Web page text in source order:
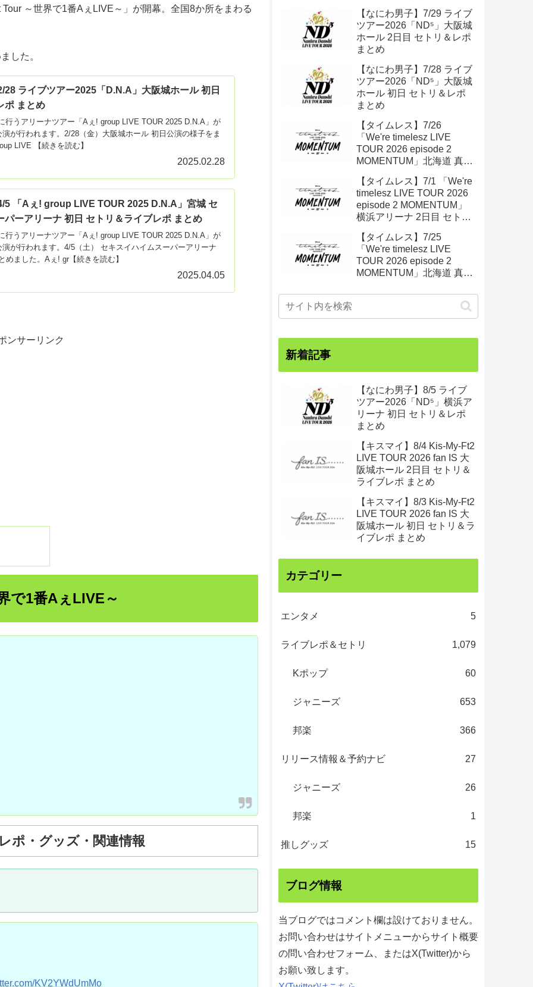
～世界で1番AぇLIVE～」が開幕。全国8か所をまわる
した。
ライブツアー2025「D.N.A」大阪城ホール 初日
ポ まとめ
行うアリーナツアー「Aぇ! group LIVE TOUR 2025 D.N.A」が
が行われます。2/28（金）大阪城ホール 初日公演の様子をま
LIVE 【続きを読む】
2025.02.28
「Aぇ! group LIVE TOUR 2025 D.N.A」宮城 セ
パーアリーナ 初日 セトリ＆ライブレポ まとめ
行うアリーナツアー「Aぇ! group LIVE TOUR 2025 D.N.A」が
が行われます。4/5（土） セキスイハイムスーパーアリーナ
めました。Aぇ! gr【続きを読む】
2025.04.05
ンサーリンク
で1番AぇLIVE～
ポ・グッズ・関連情報
KV2YWdUmMo
【なにわ男子】7/29 ライブ
ツアー2026「ND⁵」大阪城
ホール 2日目 セトリ＆レポ
まとめ
【なにわ男子】7/28 ライブ
ツアー2026「ND⁵」大阪城
ホール 初日 セトリ＆レポ
まとめ
【タイムレス】7/26
「We're timelesz LIVE
TOUR 2026 episode 2
MOMENTUM」北海道 真駒
ポ
【タイムレス】7/1 「We're
timelesz LIVE TOUR 2026
episode 2 MOMENTUM」
横浜アリーナ 2日目 セトリ
【タイムレス】7/25
「We're timelesz LIVE
TOUR 2026 episode 2
MOMENTUM」北海道 真駒
リーナ 初日 セトリ＆ライブ
新着記事
【なにわ男子】8/5 ライブ
ツアー2026「ND⁵」横浜ア
リーナ 初日 セトリ＆レポ
まとめ
【キスマイ】8/4 Kis-My-Ft2
LIVE TOUR 2026 fan IS 大
阪城ホール 2日目 セトリ＆
ライブレポ まとめ
【キスマイ】8/3 Kis-My-Ft2
LIVE TOUR 2026 fan IS 大
阪城ホール 初日 セトリ＆ラ
イブレポ まとめ
カテゴリー
エンタメ 5
ライブレポ＆セトリ 1,079
Kポップ 60
ジャニーズ 653
邦楽 366
リリース情報＆予約ナビ 27
ジャニーズ 26
邦楽 1
推しグッズ 15
ブログ情報
当ブログではコメント欄は設けておりません。
お問い合わせはサイトメニューからサイト概要
の問い合わせフォーム、またはX(Twitter)から
お願い致します。